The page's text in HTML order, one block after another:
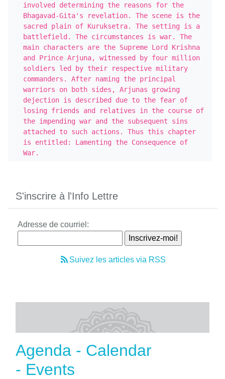
involved determining the reasons for the
Bhagavad-Gita's revelation. The scene is the
sacred plain of Kuruksetra. The setting is a
battlefield. The circumstances is war. The
main characters are the Supreme Lord Krishna
and Prince Arjuna, witnessed by four million
soldiers led by their respective military
commanders. After naming the principal
warriors on both sides, Arjunas growing
dejection is described due to the fear of
losing friends and relatives in the course of
the impending war and the subsequent sins
attached to such actions. Thus this chapter
is entitled: Lamenting the Consequence of
War.
S'inscrire à l'Info Lettre
Adresse de courriel:
Suivez les articles via RSS
Agenda - Calendar
- Events